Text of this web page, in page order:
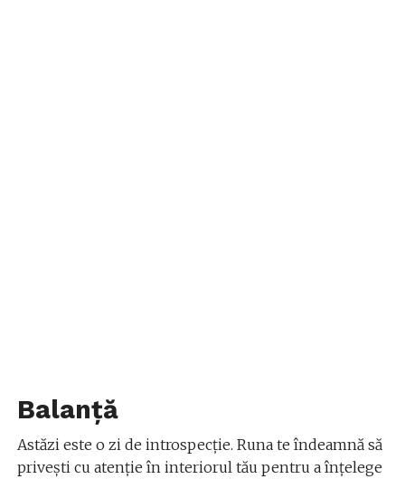
Balanță
Astăzi este o zi de introspecție. Runa te îndeamnă să
privești cu atenție în interiorul tău pentru a înțelege